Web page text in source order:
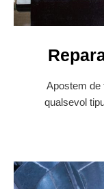
Apostem de
qualsevol